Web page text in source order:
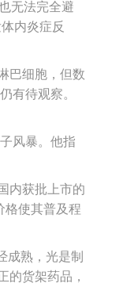
无法完全避
内炎症反
巴细胞，但数
有待观察。
风暴。他指
内获批上市的
格使其普及程
成熟，光是制
的货架药品，